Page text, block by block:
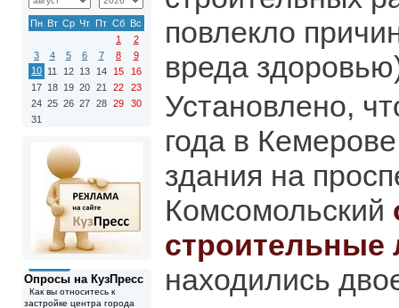
Пн Вт Ср Чт Пт Сб Вс
1
2
3
4 5 6 7 8
9
10 11 12 13 14 15
16
17 18 19 20 21 22
23
24 25 26 27 28 29
30
31
Опросы на КузПресс
Как вы относитесь к
застройке центра города
повлекло
вреда
Установлено,
года в
здания на
Комсомольский
строительные
находились